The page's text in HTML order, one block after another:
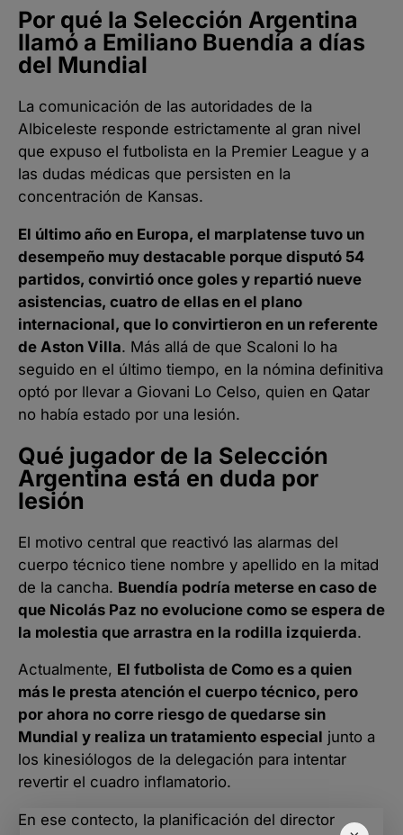
Por qué la Selección Argentina
llamó a Emiliano Buendía a días
del Mundial
La comunicación de las autoridades de la
Albiceleste responde estrictamente al gran nivel
que expuso el futbolista en la Premier League y a
las dudas médicas que persisten en la
concentración de Kansas.
El último año en Europa, el marplatense tuvo un
desempeño muy destacable porque disputó 54
partidos, convirtió once goles y repartió nueve
asistencias, cuatro de ellas en el plano
internacional, que lo convirtieron en un referente
de Aston Villa. Más allá de que Scaloni lo ha
seguido en el último tiempo, en la nómina definitiva
optó por llevar a Giovani Lo Celso, quien en Qatar
no había estado por una lesión.
Qué jugador de la Selección
Argentina está en duda por
lesión
El motivo central que reactivó las alarmas del
cuerpo técnico tiene nombre y apellido en la mitad
de la cancha. Buendía podría meterse en caso de
que Nicolás Paz no evolucione como se espera de
la molestia que arrastra en la rodilla izquierda.
Actualmente, El futbolista de Como es a quien
más le presta atención el cuerpo técnico, pero
por ahora no corre riesgo de quedarse sin
Mundial y realiza un tratamiento especial junto a
los kinesiólogos de la delegación para intentar
revertir el cuadro inflamatorio.
En ese contecto, la planificación del director